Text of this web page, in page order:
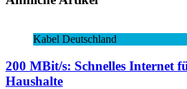
Kabel Deutschland
200 MBit/s: Schnelles Internet
Haushalte